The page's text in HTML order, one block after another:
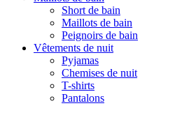
Short de bain
Maillots de bain
Peignoirs de bain
Vêtements de nuit
Pyjamas
Chemises de nuit
T-shirts
Pantalons